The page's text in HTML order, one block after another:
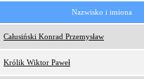
Nazwisko i imiona
Całusiński Konrad Przemysław
Królik Wiktor Paweł